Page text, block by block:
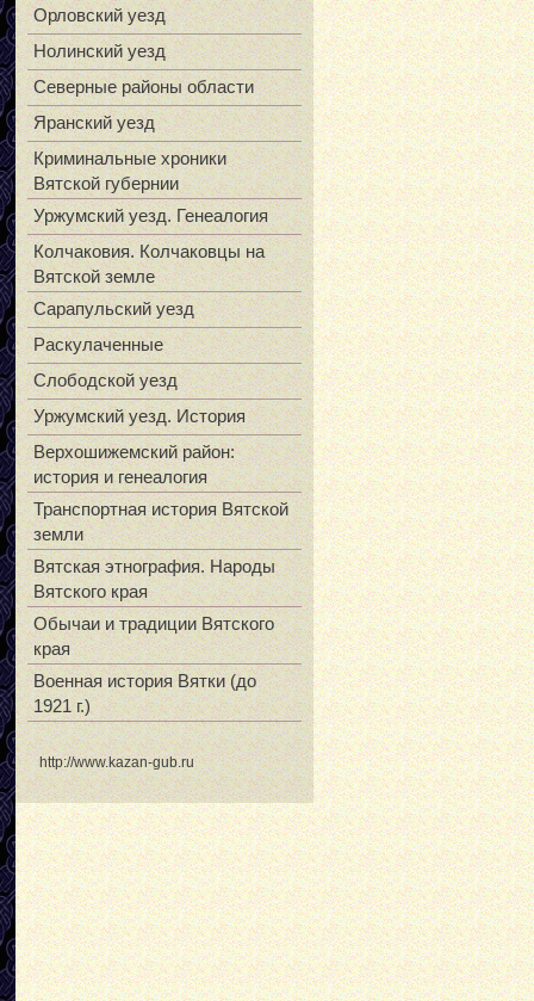
Орловский уезд
Нолинский уезд
Северные районы области
Яранский уезд
Криминальные хроники
Вятской губернии
Уржумский уезд. Генеалогия
Колчаковия. Колчаковцы на
Вятской земле
Сарапульский уезд
Раскулаченные
Слободской уезд
Уржумский уезд. История
Верхошижемский район:
история и генеалогия
Транспортная история Вятской
земли
Вятская этнография. Народы
Вятского края
Обычаи и традиции Вятского
края
Военная история Вятки (до
1921 г.)
http://www.kazan-gub.ru